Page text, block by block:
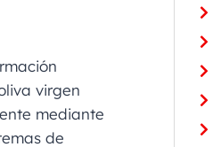
virgen
mediante
de